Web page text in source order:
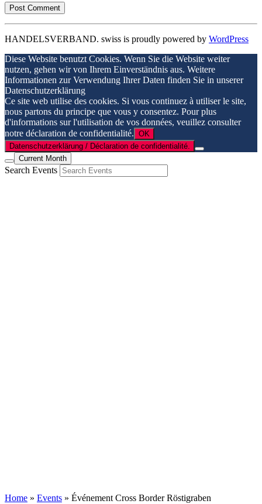
HANDELSVERBAND. swiss is proudly powered by WordPress
Diese Website benutzt Cookies. Wenn Sie die Website weiter
nutzen, gehen wir von Ihrem Einverständnis aus. Weitere
Informationen zur Verwendung Ihrer Daten finden Sie in unserer
Datenschutzerklärung
Ce site web utilise des cookies. Si vous continuez à utiliser le site,
nous partons du principe que vous y consentez. Pour plus
d'informations sur l'utilisation de vos données, veuillez consulter
notre déclaration de confidentialité. OK
Datenschutzerklärung / Déclaration de confidentialité.
Current Month
Search Events
Home » Events » Événement Cross Border Röstigraben